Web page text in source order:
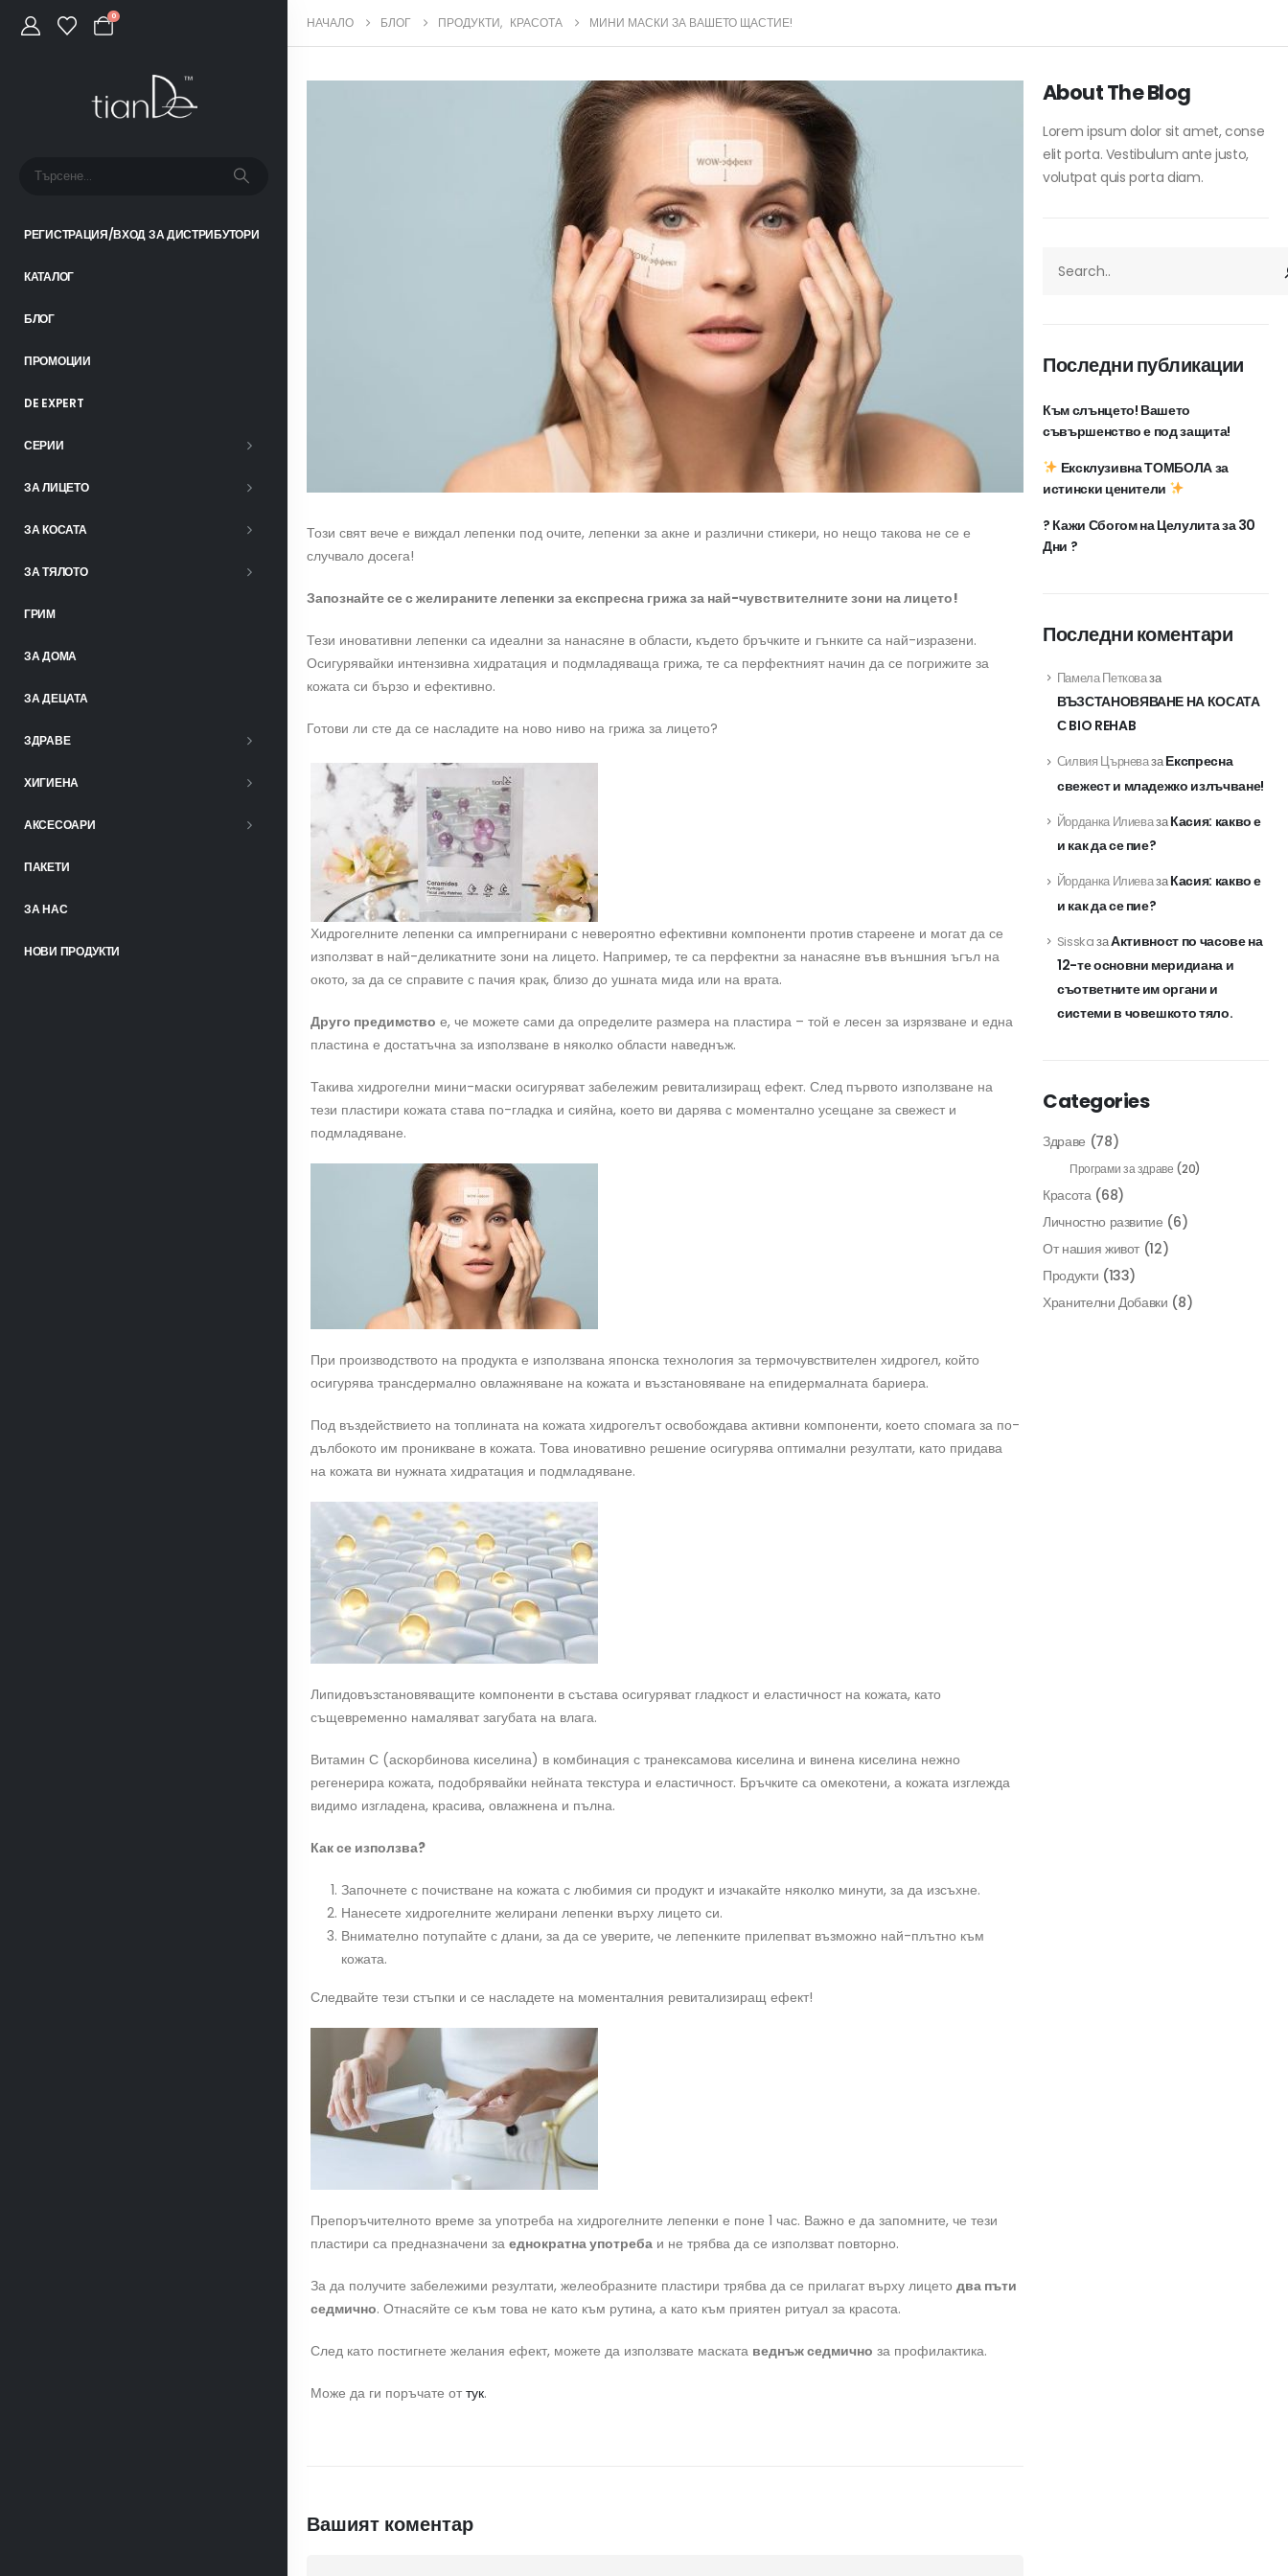
0
РЕГИСТРАЦИЯ/ВХОД ЗА ДИСТРИБУТОРИ
КАТАЛОГ
БЛОГ
ПРОМОЦИИ
DE EXPERT
СЕРИИ
ЗА ЛИЦЕТО
ЗА КОСАТА
ЗА ТЯЛОТО
ГРИМ
ЗА ДОМА
ЗА ДЕЦАТА
ЗДРАВЕ
ХИГИЕНА
АКСЕСОАРИ
ПАКЕТИ
ЗА НАС
НОВИ ПРОДУКТИ
НАЧАЛО БЛОГ ПРОДУКТИ, КРАСОТА МИНИ МАСКИ ЗА ВАШЕТО ЩАСТИЕ!
Този свят вече е виждал лепенки под очите, лепенки за акне и различни стикери, но нещо такова не се е
случвало досега!
Запознайте се с желираните лепенки за експресна грижа за най-чувствителните зони на лицето!
Тези иновативни лепенки са идеални за нанасяне в области, където бръчките и гънките са най-изразени.
Осигурявайки интензивна хидратация и подмладяваща грижа, те са перфектният начин да се погрижите за
кожата си бързо и ефективно.
Готови ли сте да се насладите на ново ниво на грижа за лицето?
Хидрогелните лепенки са импрегнирани с невероятно ефективни компоненти против стареене и могат да се
използват в най-деликатните зони на лицето. Например, те са перфектни за нанасяне във външния ъгъл на
окото, за да се справите с пачия крак, близо до ушната мида или на врата.
Друго предимство е, че можете сами да определите размера на пластира – той е лесен за изрязване и една
пластина е достатъчна за използване в няколко области наведнъж.
Такива хидрогелни мини-маски осигуряват забележим ревитализиращ ефект. След първото използване на
тези пластири кожата става по-гладка и сияйна, което ви дарява с моментално усещане за свежест и
подмладяване.
При производството на продукта е използвана японска технология за термочувствителен хидрогел, който
осигурява трансдермално овлажняване на кожата и възстановяване на епидермалната бариера.
Под въздействието на топлината на кожата хидрогелът освобождава активни компоненти, което спомага за по-
дълбокото им проникване в кожата. Това иновативно решение осигурява оптимални резултати, като придава
на кожата ви нужната хидратация и подмладяване.
Липидовъзстановяващите компоненти в състава осигуряват гладкост и еластичност на кожата, като
същевременно намаляват загубата на влага.
Витамин С (аскорбинова киселина) в комбинация с транексамова киселина и винена киселина нежно
регенерира кожата, подобрявайки нейната текстура и еластичност. Бръчките са омекотени, а кожата изглежда
видимо изгладена, красива, овлажнена и пълна.
Как се използва?
Започнете с почистване на кожата с любимия си продукт и изчакайте няколко минути, за да изсъхне.
Нанесете хидрогелните желирани лепенки върху лицето си.
Внимателно потупайте с длани, за да се уверите, че лепенките прилепват възможно най-плътно към
кожата.
Следвайте тези стъпки и се насладете на моменталния ревитализиращ ефект!
Препоръчителното време за употреба на хидрогелните лепенки е поне 1 час. Важно е да запомните, че тези
пластири са предназначени за еднократна употреба и не трябва да се използват повторно.
За да получите забележими резултати, желеобразните пластири трябва да се прилагат върху лицето два пъти
седмично. Отнасяйте се към това не като към рутина, а като към приятен ритуал за красота.
След като постигнете желания ефект, можете да използвате маската веднъж седмично за профилактика.
Може да ги поръчате от тук.
Вашият коментар
About The Blog
Lorem ipsum dolor sit amet, conse
elit porta. Vestibulum ante justo,
volutpat quis porta diam.
Последни публикации
Към слънцето! Вашето
съвършенство е под защита!
Ексклузивна ТОМБОЛА за
истински ценители
? Кажи Сбогом на Целулита за 30
Дни ?
Последни коментари
Памела Петковаза
ВЪЗСТАНОВЯВАНЕ НА КОСАТА
С BIO REHAB
Силвия ЦърневазаЕкспресна
свежест и младежко излъчване!
Йорданка ИлиевазаКасия: какво е
и как да се пие?
Йорданка ИлиевазаКасия: какво е
и как да се пие?
SisskaзаАктивност по часове на
12-те основни меридиана и
съответните им органи и
системи в човешкото тяло.
Categories
Здраве (78)
Програми за здраве (20)
Красота(68)
Личностно развитие (6)
От нашия живот (12)
Продукти (133)
Хранителни Добавки (8)